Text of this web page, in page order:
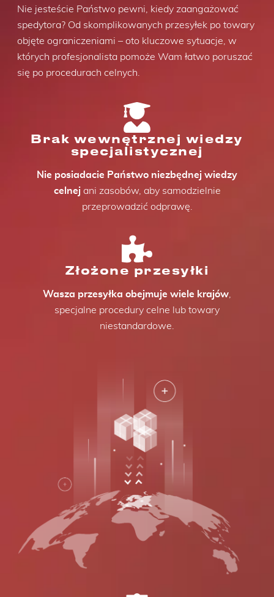
Nie jesteście Państwo pewni, kiedy zaangażować
spedytora? Od skomplikowanych przesyłek po towary
objęte ograniczeniami – oto kluczowe sytuacje, w
których profesjonalista pomoże Wam łatwo poruszać
się po procedurach celnych.
Brak wewnętrznej wiedzy
specjalistycznej
Nie posiadacie Państwo niezbędnej wiedzy
celnejani zasobów, aby samodzielnie
przeprowadzić odprawę.
Złożone przesyłki
Wasza przesyłka obejmuje wiele krajów
specjalne procedury celne lub towary
niestandardowe.